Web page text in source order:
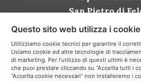
San Pietro di
31020 Conegliano
ITALIA
Come
Questo sito web utilizza i cookie
Utilizziamo cookie tecnici per garantire il
Usiamo cookie ed altre tecnologie di
di marketing. Per l’utilizzo di questi ultimi è
che puoi prestare cliccando su “Accetta tutti i
“Accetta cookie necessari” non installeremo i